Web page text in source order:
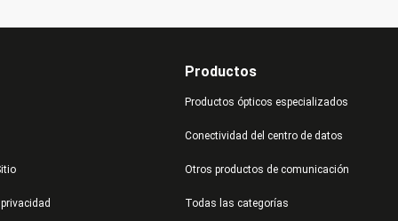
Productos
Productos ópticos especializados
Conectividad del centro de datos
Otros productos de comunicación
Todas las categorías